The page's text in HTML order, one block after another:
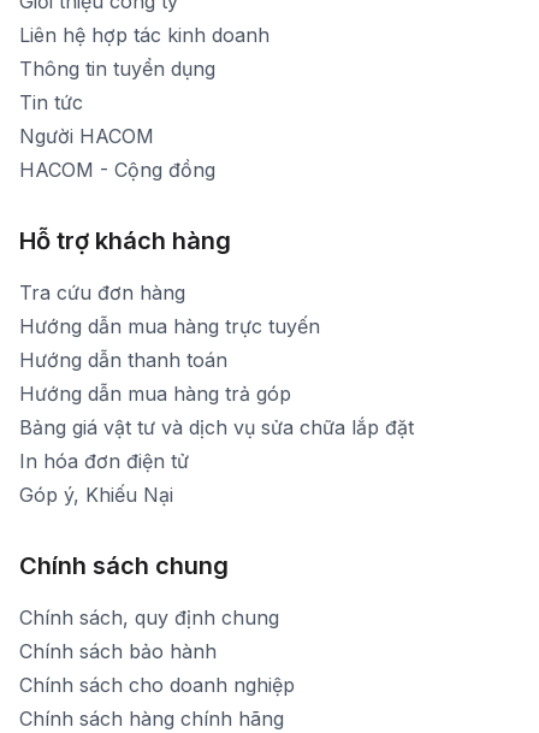
[email protected]
Thời gian mở cửa: Từ 8h30-20h hàng ngày
Liên hệ hợp tác kinh doanh
Thông tin tuyển dụng
Tin tức
Người HACOM
HACOM - Cộng đồng
Hỗ trợ khách hàng
Tra cứu đơn hàng
Hướng dẫn mua hàng trực tuyến
Hướng dẫn thanh toán
Hướng dẫn mua hàng trả góp
Bảng giá vật tư và dịch vụ sửa chữa lắp đặt
In hóa đơn điện tử
Góp ý, Khiếu Nại
Chính sách chung
Chính sách, quy định chung
Chính sách bảo hành
Chính sách cho doanh nghiệp
Chính sách hàng chính hãng